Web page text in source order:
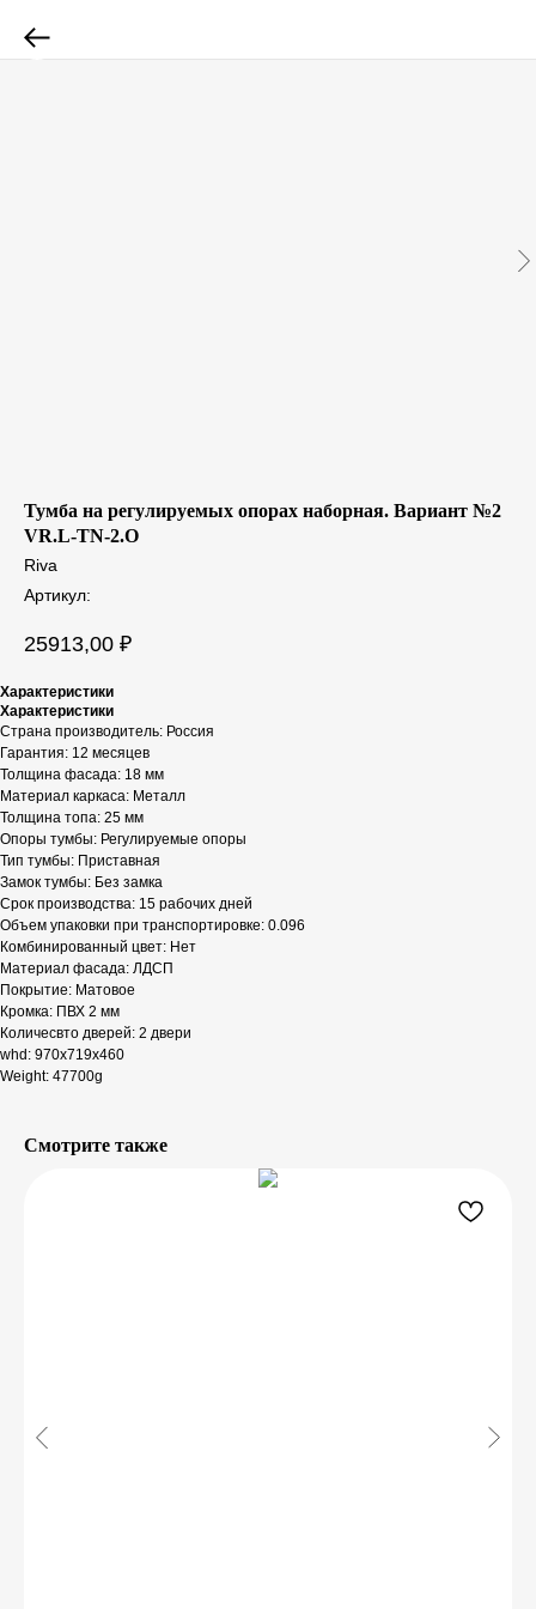
Тумба на регулируемых опорах наборная. Вариант №2
VR.L-TN-2.O
Riva
Артикул:
25913,00 ₽
Характеристики
Характеристики
Страна производитель: Россия
Гарантия: 12 месяцев
Толщина фасада: 18 мм
Материал каркаса: Металл
Толщина топа: 25 мм
Опоры тумбы: Регулируемые опоры
Тип тумбы: Приставная
Замок тумбы: Без замка
Срок производства: 15 рабочих дней
Объем упаковки при транспортировке: 0.096
Комбинированный цвет: Нет
Материал фасада: ЛДСП
Покрытие: Матовое
Кромка: ПВХ 2 мм
Количесвто дверей: 2 двери
whd: 970x719x460
Weight: 47700g
Смотрите также